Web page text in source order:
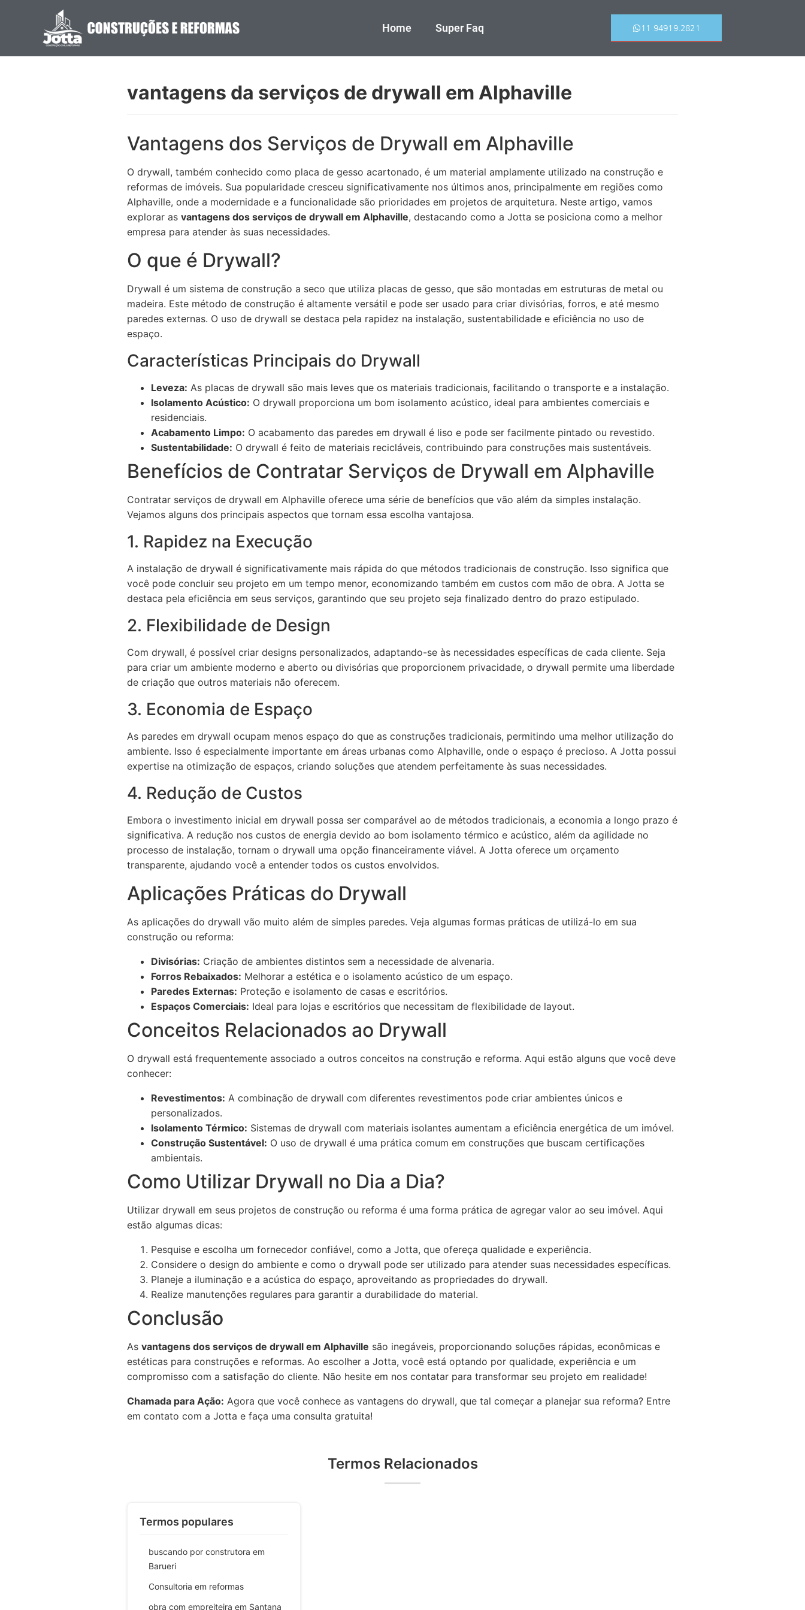
Home Super Faq 11 94919.2821
vantagens da serviços de drywall em Alphaville
Vantagens dos Serviços de Drywall em Alphaville
O drywall, também conhecido como placa de gesso acartonado, é um material amplamente utilizado na construção e
reformas de imóveis. Sua popularidade cresceu significativamente nos últimos anos, principalmente em regiões como
Alphaville, onde a modernidade e a funcionalidade são prioridades em projetos de arquitetura. Neste artigo, vamos
explorar as vantagens dos serviços de drywall em Alphaville, destacando como a Jotta se posiciona como a melhor
empresa para atender às suas necessidades.
O que é Drywall?
Drywall é um sistema de construção a seco que utiliza placas de gesso, que são montadas em estruturas de metal ou
madeira. Este método de construção é altamente versátil e pode ser usado para criar divisórias, forros, e até mesmo
paredes externas. O uso de drywall se destaca pela rapidez na instalação, sustentabilidade e eficiência no uso de
espaço.
Características Principais do Drywall
Leveza: As placas de drywall são mais leves que os materiais tradicionais, facilitando o transporte e a instalação.
Isolamento Acústico: O drywall proporciona um bom isolamento acústico, ideal para ambientes comerciais e
residenciais.
Acabamento Limpo: O acabamento das paredes em drywall é liso e pode ser facilmente pintado ou revestido.
Sustentabilidade: O drywall é feito de materiais recicláveis, contribuindo para construções mais sustentáveis.
Benefícios de Contratar Serviços de Drywall em Alphaville
Contratar serviços de drywall em Alphaville oferece uma série de benefícios que vão além da simples instalação.
Vejamos alguns dos principais aspectos que tornam essa escolha vantajosa.
1. Rapidez na Execução
A instalação de drywall é significativamente mais rápida do que métodos tradicionais de construção. Isso significa que
você pode concluir seu projeto em um tempo menor, economizando também em custos com mão de obra. A Jotta se
destaca pela eficiência em seus serviços, garantindo que seu projeto seja finalizado dentro do prazo estipulado.
2. Flexibilidade de Design
Com drywall, é possível criar designs personalizados, adaptando-se às necessidades específicas de cada cliente. Seja
para criar um ambiente moderno e aberto ou divisórias que proporcionem privacidade, o drywall permite uma liberdade
de criação que outros materiais não oferecem.
3. Economia de Espaço
As paredes em drywall ocupam menos espaço do que as construções tradicionais, permitindo uma melhor utilização do
ambiente. Isso é especialmente importante em áreas urbanas como Alphaville, onde o espaço é precioso. A Jotta possui
expertise na otimização de espaços, criando soluções que atendem perfeitamente às suas necessidades.
4. Redução de Custos
Embora o investimento inicial em drywall possa ser comparável ao de métodos tradicionais, a economia a longo prazo é
significativa. A redução nos custos de energia devido ao bom isolamento térmico e acústico, além da agilidade no
processo de instalação, tornam o drywall uma opção financeiramente viável. A Jotta oferece um orçamento
transparente, ajudando você a entender todos os custos envolvidos.
Aplicações Práticas do Drywall
As aplicações do drywall vão muito além de simples paredes. Veja algumas formas práticas de utilizá-lo em sua
construção ou reforma:
Divisórias: Criação de ambientes distintos sem a necessidade de alvenaria.
Forros Rebaixados: Melhorar a estética e o isolamento acústico de um espaço.
Paredes Externas: Proteção e isolamento de casas e escritórios.
Espaços Comerciais: Ideal para lojas e escritórios que necessitam de flexibilidade de layout.
Conceitos Relacionados ao Drywall
O drywall está frequentemente associado a outros conceitos na construção e reforma. Aqui estão alguns que você deve
conhecer:
Revestimentos: A combinação de drywall com diferentes revestimentos pode criar ambientes únicos e
personalizados.
Isolamento Térmico: Sistemas de drywall com materiais isolantes aumentam a eficiência energética de um imóvel.
Construção Sustentável: O uso de drywall é uma prática comum em construções que buscam certificações
ambientais.
Como Utilizar Drywall no Dia a Dia?
Utilizar drywall em seus projetos de construção ou reforma é uma forma prática de agregar valor ao seu imóvel. Aqui
estão algumas dicas:
Pesquise e escolha um fornecedor confiável, como a Jotta, que ofereça qualidade e experiência.
Considere o design do ambiente e como o drywall pode ser utilizado para atender suas necessidades específicas.
Planeje a iluminação e a acústica do espaço, aproveitando as propriedades do drywall.
Realize manutenções regulares para garantir a durabilidade do material.
Conclusão
As vantagens dos serviços de drywall em Alphaville são inegáveis, proporcionando soluções rápidas, econômicas e
estéticas para construções e reformas. Ao escolher a Jotta, você está optando por qualidade, experiência e um
compromisso com a satisfação do cliente. Não hesite em nos contatar para transformar seu projeto em realidade!
Chamada para Ação: Agora que você conhece as vantagens do drywall, que tal começar a planejar sua reforma? Entre
em contato com a Jotta e faça uma consulta gratuita!
Termos Relacionados
Termos populares
buscando por construtora em
Barueri
Consultoria em reformas
obra com empreiteira em Santana